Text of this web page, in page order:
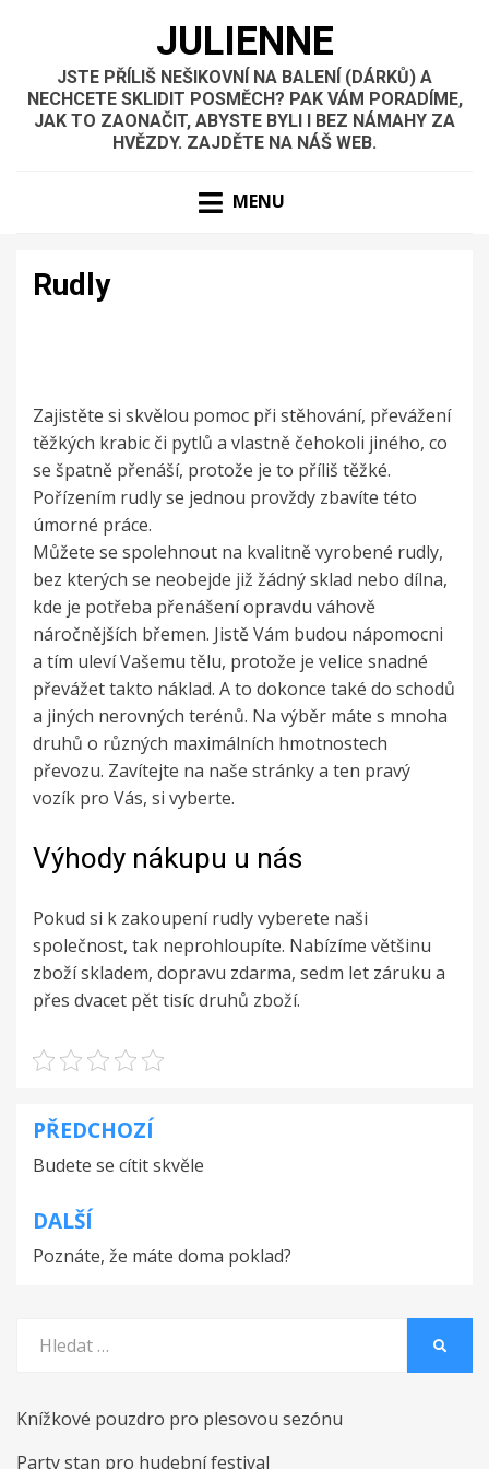
JULIENNE
JSTE PŘÍLIŠ NEŠIKOVNÍ NA BALENÍ (DÁRKŮ) A
NECHCETE SKLIDIT POSMĚCH? PAK VÁM PORADÍME,
JAK TO ZAONAČIT, ABYSTE BYLI I BEZ NÁMAHY ZA
HVĚZDY. ZAJDĚTE NA NÁŠ WEB.
MENU
Rudly
Zajistěte si skvělou pomoc při stěhování, převážení
těžkých krabic či pytlů a vlastně čehokoli jiného, co
se špatně přenáší, protože je to příliš těžké.
Pořízením rudly se jednou provždy zbavíte této
úmorné práce.
Můžete se spolehnout na kvalitně vyrobené rudly,
bez kterých se neobejde již žádný sklad nebo dílna,
kde je potřeba přenášení opravdu váhově
náročnějších břemen. Jistě Vám budou nápomocni
a tím uleví Vašemu tělu, protože je velice snadné
převážet takto náklad. A to dokonce také do schodů
a jiných nerovných terénů. Na výběr máte s mnoha
druhů o různých maximálních hmotnostech
převozu. Zavítejte na naše stránky a ten pravý
vozík pro Vás, si vyberte.
Výhody nákupu u nás
Pokud si k zakoupení rudly vyberete naši
společnost, tak neprohloupíte. Nabízíme většinu
zboží skladem, dopravu zdarma, sedm let záruku a
přes dvacet pět tisíc druhů zboží.
Navigace
pro
příspěvek
PŘEDCHOZÍ
Budete se cítit skvěle
DALŠÍ
Poznáte, že máte doma poklad?
Knížkové pouzdro pro plesovou sezónu
Party stan pro hudební festival